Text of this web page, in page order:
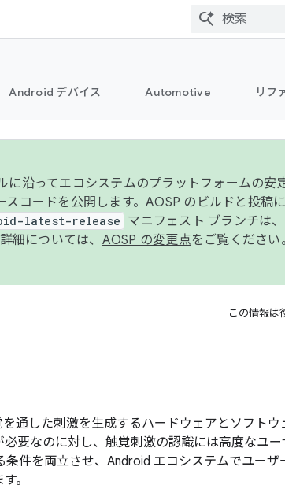
Android デバイス Automotive リフ
沿ってエコシステムのプラットフォームの安
コードを公開します。AOSP のビルドと投稿に
latest-release マニフェスト ブランチは
細については、 AOSP の変更点をご覧ください。
この情報は
通した刺激を生成するハードウェアとソフトウ
要なのに対し、触覚刺激の認識には高度なユ
件を両立させ、Android エコシステムでユーザ
。